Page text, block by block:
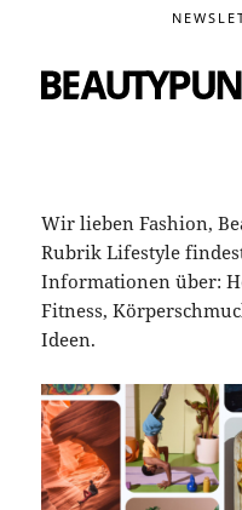
Wir lieben Fashion,
Rubrik Lifestyle
Informationen über:
Fitness,
Ideen.